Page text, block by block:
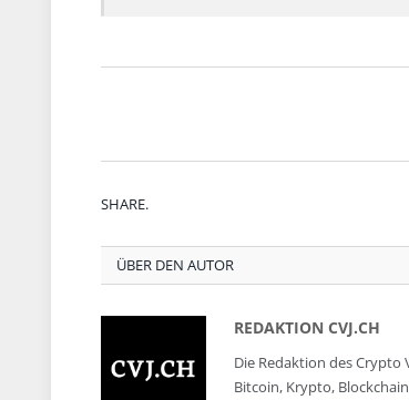
SHARE.
ÜBER DEN AUTOR
REDAKTION CVJ.CH
Die Redaktion des Crypto
Bitcoin, Krypto,